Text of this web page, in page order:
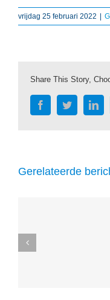
vrijdag 25 februari 2022 |
Share This Story,
FacebookTwitter
Gerelateerde